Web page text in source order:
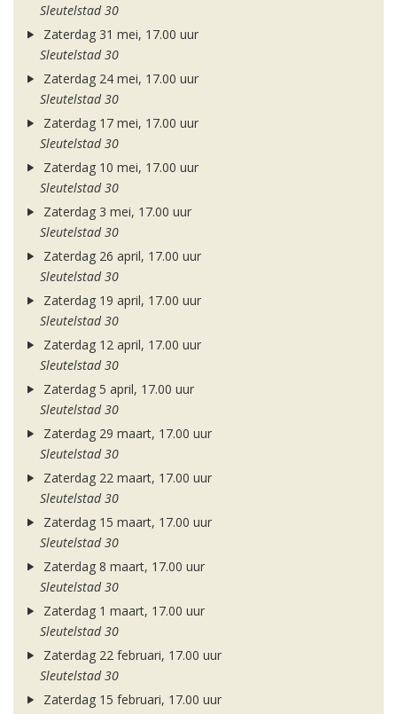
Sleutelstad 30
Zaterdag 31 mei, 17.00 uur
Sleutelstad 30
Zaterdag 24 mei, 17.00 uur
Sleutelstad 30
Zaterdag 17 mei, 17.00 uur
Sleutelstad 30
Zaterdag 10 mei, 17.00 uur
Sleutelstad 30
Zaterdag 3 mei, 17.00 uur
Sleutelstad 30
Zaterdag 26 april, 17.00 uur
Sleutelstad 30
Zaterdag 19 april, 17.00 uur
Sleutelstad 30
Zaterdag 12 april, 17.00 uur
Sleutelstad 30
Zaterdag 5 april, 17.00 uur
Sleutelstad 30
Zaterdag 29 maart, 17.00 uur
Sleutelstad 30
Zaterdag 22 maart, 17.00 uur
Sleutelstad 30
Zaterdag 15 maart, 17.00 uur
Sleutelstad 30
Zaterdag 8 maart, 17.00 uur
Sleutelstad 30
Zaterdag 1 maart, 17.00 uur
Sleutelstad 30
Zaterdag 22 februari, 17.00 uur
Sleutelstad 30
Zaterdag 15 februari, 17.00 uur